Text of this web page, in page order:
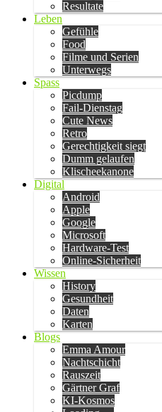
Resultate
Leben
Gefühle
Food
Filme und Serien
Unterwegs
Spass
Picdump
Fail-Dienstag
Cute News
Retro
Gerechtigkeit siegt
Dumm gelaufen
Klischeekanone
Digital
Android
Apple
Google
Microsoft
Hardware-Test
Online-Sicherheit
Wissen
History
Gesundheit
Daten
Karten
Blogs
Emma Amour
Nachtschicht
Rauszeit
Gärtner Graf
KI-Kosmos